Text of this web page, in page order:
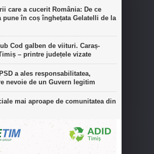
care a cucerit România: De ce
pune în coș înghețata Gelatelli de la
Cod galben de viituri. Caraș-
– printre județele vizate
a ales responsabilitatea,
nevoie de un Guvern legitim
mai aproape de comunitatea din